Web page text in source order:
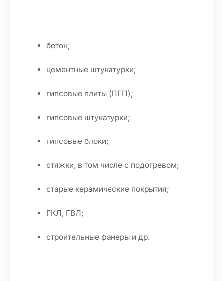
бетон;
цементные штукатурки;
гипсовые плиты (ПГП);
гипсовые штукатурки;
гипсовые блоки;
стяжки, в том числе с подогревом;
старые керамические покрытия;
ГКЛ, ГВЛ;
строительные фанеры и др.